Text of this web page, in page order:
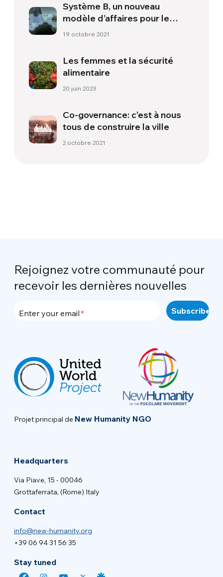
Système B, un nouveau
modèle d’affaires pour le
monde
19 octobre 2021
Les femmes et la sécurité
alimentaire
20 juin 2023
Co-governance: c’est à nous
tous de construire la ville
2 octobre 2021
Rejoignez votre communauté pour
recevoir les dernières nouvelles
Enter your email
Projet principal de New Humanity NGO
Headquarters
Via Piave, 15 - 00046
Grottaferrata, (Rome) Italy
Contact
info@new-humanity.org
+39 06 94 31 56 35
Stay tuned